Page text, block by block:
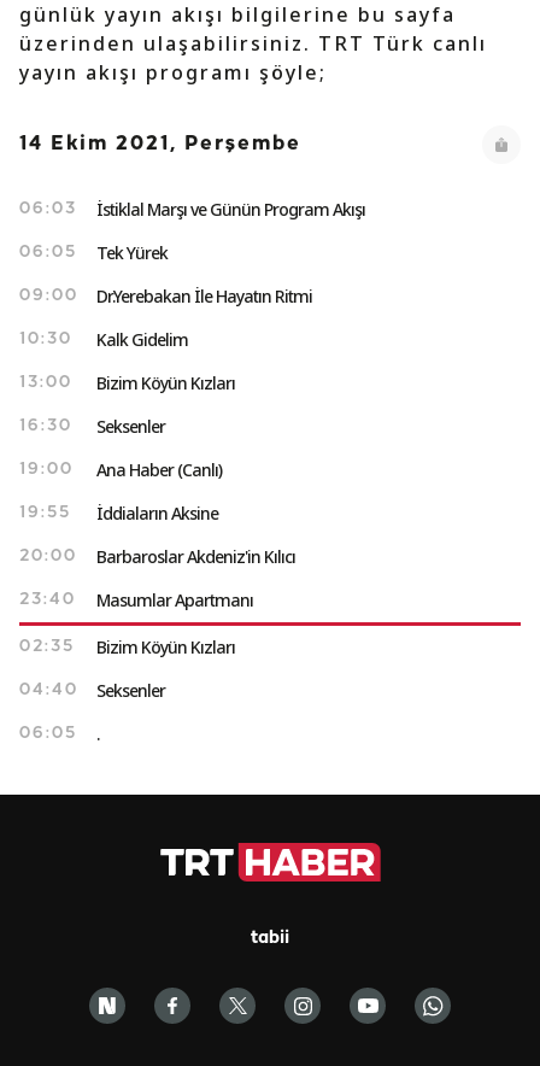
günlük yayın akışı bilgilerine bu sayfa
üzerinden ulaşabilirsiniz. TRT Türk canlı
yayın akışı programı şöyle;
14 Ekim 2021, Perşembe
06:03 İstiklal Marşı ve Günün Program Akışı
06:05 Tek Yürek
09:00 Dr.Yerebakan İle Hayatın Ritmi
10:30 Kalk Gidelim
13:00 Bizim Köyün Kızları
16:30 Seksenler
19:00 Ana Haber (Canlı)
19:55 İddiaların Aksine
20:00 Barbaroslar Akdeniz'in Kılıcı
23:40 Masumlar Apartmanı
02:35 Bizim Köyün Kızları
04:40 Seksenler
06:05 .
tabii